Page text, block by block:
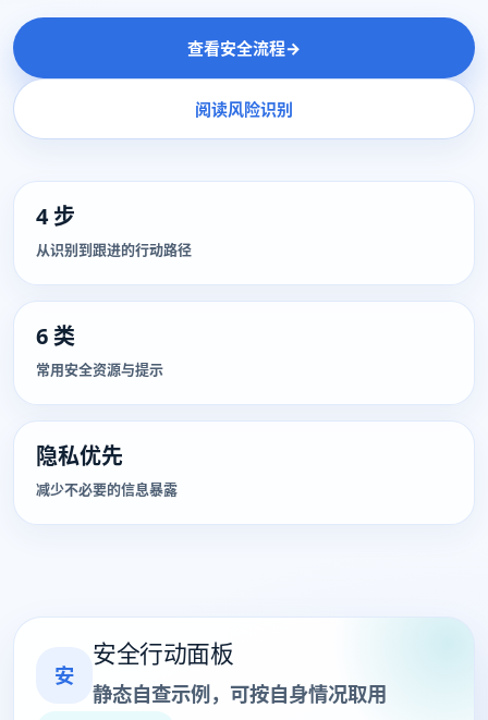
查看安全流程→
阅读风险识别
4 步
从识别到跟进的行动路径
6 类
常用安全资源与提示
隐私优先
减少不必要的信息暴露
安
安全行动面板
静态自查示例，可按自身情况取用